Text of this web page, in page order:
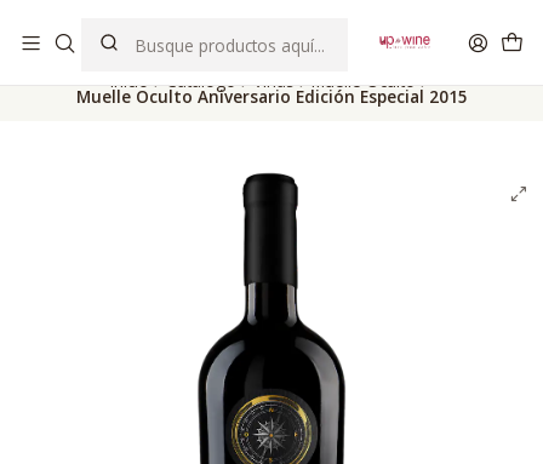
Inicio Catálogo Viñas Muelle Oculto
Muelle Oculto Aniversario Edición Especial 2015